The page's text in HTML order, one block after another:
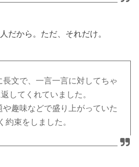
だから。ただ、それだけ。
長文で、一言一言に対してちゃ
してくれていました。
や趣味などで盛り上がっていた
約束をしました。